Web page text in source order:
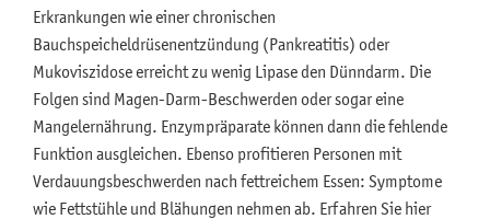
Erkrankungen wie einer chronischen
Bauchspeicheldrüsenentzündung (Pankreatitis) oder
Mukoviszidose erreicht zu wenig Lipase den Dünndarm. Die
Folgen sind Magen-Darm-Beschwerden oder sogar eine
Mangelernährung. Enzympräparate können dann die fehlende
Funktion ausgleichen. Ebenso profitieren Personen mit
Verdauungsbeschwerden nach fettreichem Essen: Symptome
wie Fettstühle und Blähungen nehmen ab. Erfahren Sie hier